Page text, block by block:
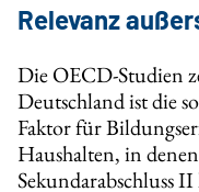
Relevanz
Die OECD‑Studien
Deutschland ist die
Faktor für
Haushalten, in
Sekundarabschluss